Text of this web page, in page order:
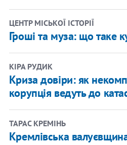
ЦЕНТР МІСЬКОЇ ІСТОРІЇ
Гроші та муза: що таке
КІРА РУДИК
Криза довіри: як
корупція ведуть до
ТАРАС КРЕМІНЬ
Кремлівська